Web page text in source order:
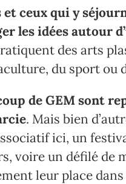
et ceux qui y
les idées autour
des arts
du sport ou
de GEM sont
. Mais bien
ici, un
voire un défilé de
leur place